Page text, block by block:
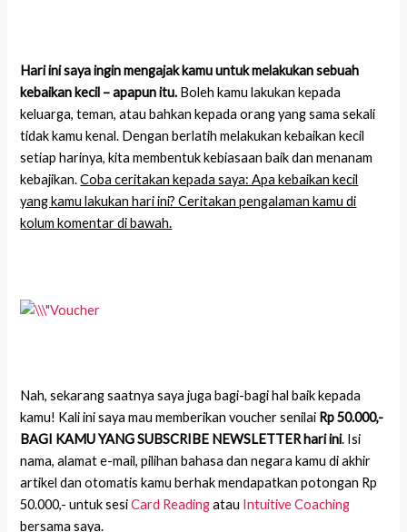
Hari ini saya ingin mengajak kamu untuk melakukan sebuah
kebaikan kecil – apapun itu. Boleh kamu lakukan kepada
keluarga, teman, atau bahkan kepada orang yang sama sekali
tidak kamu kenal. Dengan berlatih melakukan kebaikan kecil
setiap harinya, kita membentuk kebiasaan baik dan menanam
kebajikan.Coba ceritakan kepada saya: Apa kebaikan kecil
yang kamu lakukan hari ini? Ceritakan pengalaman kamu di
kolum komentar di bawah.
Nah, sekarang saatnya saya juga bagi-bagi hal baik kepada
kamu! Kali ini saya mau memberikan voucher senilai Rp 50.000,-
BAGI KAMU YANG SUBSCRIBE NEWSLETTER hari ini. Isi
nama, alamat e-mail, pilihan bahasa dan negara kamu di akhir
artikel dan otomatis kamu berhak mendapatkan potongan Rp
50.000,- untuk sesiCard Readingatau Intuitive Coaching
bersama saya.